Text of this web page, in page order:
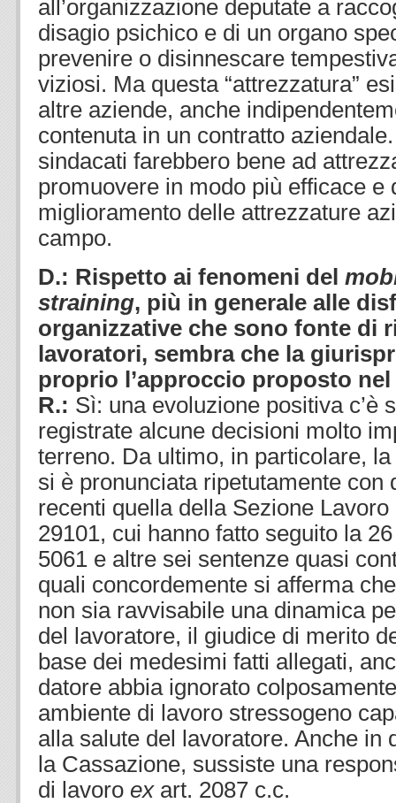
all’organizzazione deputate a
disagio psichico e di un organo
prevenire o disinnescare
viziosi. Ma questa “attrezzatura”
altre aziende, anche
contenuta in un contratto
sindacati farebbero bene ad
promuovere in modo più efficace e
miglioramento delle attrezzature
campo.
D.: Rispetto ai fenomeni del
straining, più in generale alle
organizzative che sono fonte di
lavoratori, sembra che la
proprio l’approccio proposto
R.: Sì: una evoluzione positiva c’è
registrate alcune decisioni molto
terreno. Da ultimo, in particolare,
si è pronunciata ripetutamente con
recenti quella della Sezione
29101, cui hanno fatto seguito la
5061 e altre sei sentenze quasi
quali concordemente si afferma
non sia ravvisabile una dinamica
del lavoratore, il giudice di merito
base dei medesimi fatti allegati,
datore abbia ignorato
ambiente di lavoro stressogeno
alla salute del lavoratore. Anche in
la Cassazione, sussiste una
di lavoro exart. 2087 c.c.